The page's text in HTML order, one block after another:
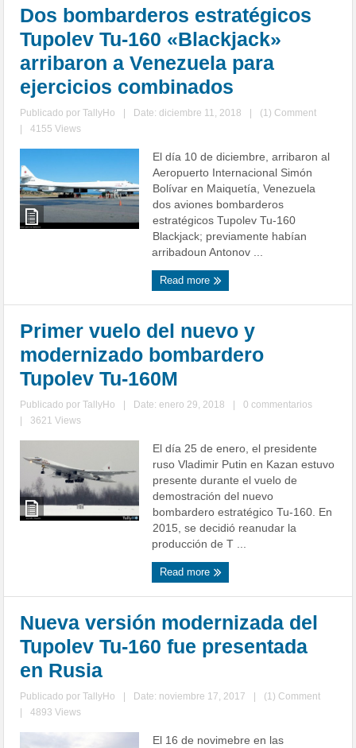
Dos bombarderos estratégicos
Tupolev Tu-160 «Blackjack»
arribaron a Venezuela para
ejercicios combinados
Publicado porTallyHo Date: diciembre 11, 2018
(1) Comment
4155 Views
El día 10 de diciembre, arribaron al
Aeropuerto Internacional Simón
Bolívar en Maiquetía, Venezuela
dos aviones bombarderos
estratégicos Tupolev Tu-160
Blackjack; previamente habían
arribadoun Antonov ...
Read more
Primer vuelo del nuevo y
modernizado bombardero
Tupolev Tu-160M
Publicado porTallyHo Date: enero 29, 2018
0 commentarios
3621 Views
El día 25 de enero, el presidente
ruso Vladimir Putin en Kazan estuvo
presente durante el vuelo de
demostración del nuevo
bombardero estratégico Tu-160. En
2015, se decidió reanudar la
producción de T ...
Read more
Nueva versión modernizada del
Tupolev Tu-160 fue presentada
en Rusia
Publicado porTallyHo Date: noviembre 17, 2017
(1) Comment
4893 Views
El 16 de novimebre en las